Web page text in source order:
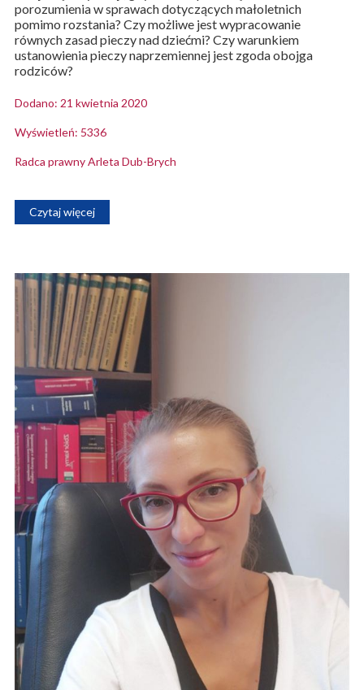
porozumienia w sprawach dotyczących małoletnich
pomimo rozstania? Czy możliwe jest wypracowanie
równych zasad pieczy nad dziećmi? Czy warunkiem
ustanowienia pieczy naprzemiennej jest zgoda obojga
rodziców?
Dodano: 21 kwietnia 2020
Wyświetleń: 5336
Radca prawny Arleta Dub-Brych
Czytaj więcej